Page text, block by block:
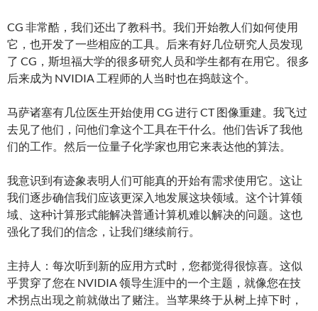
CG 非常酷，我们还出了教科书。我们开始教人们如何使用
它，也开发了一些相应的工具。后来有好几位研究人员发现
了 CG，斯坦福大学的很多研究人员和学生都有在用它。很多
后来成为 NVIDIA 工程师的人当时也在捣鼓这个。
马萨诸塞有几位医生开始使用 CG 进行 CT 图像重建。我飞过
去见了他们，问他们拿这个工具在干什么。他们告诉了我他
们的工作。然后一位量子化学家也用它来表达他的算法。
我意识到有迹象表明人们可能真的开始有需求使用它。这让
我们逐步确信我们应该更深入地发展这块领域。这个计算领
域、这种计算形式能解决普通计算机难以解决的问题。这也
强化了我们的信念，让我们继续前行。
主持人：每次听到新的应用方式时，您都觉得很惊喜。这似
乎贯穿了您在 NVIDIA 领导生涯中的一个主题，就像您在技
术拐点出现之前就做出了赌注。当苹果终于从树上掉下时，